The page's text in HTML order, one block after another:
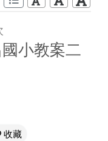
小教案二
收藏